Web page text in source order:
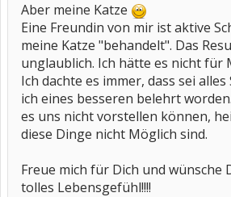
Aber meine Katze
Eine Freundin von mir ist aktive
meine Katze "behandelt". Das
unglaublich. Ich hätte es nicht für
Ich dachte es immer, dass sei
ich eines besseren belehrt
es uns nicht vorstellen können,
diese Dinge nicht Möglich sind.
Freue mich für Dich und wünsche
tolles Lebensgefühl!!!!